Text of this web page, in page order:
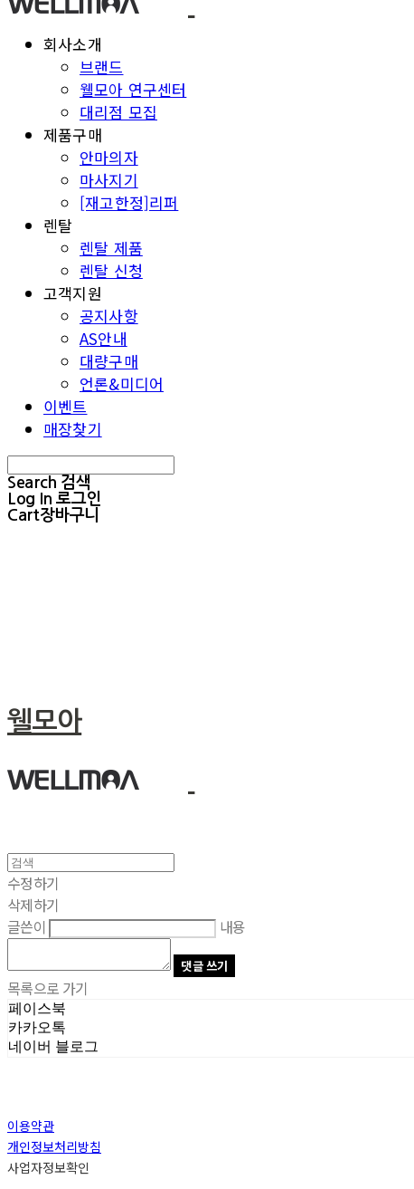
회사소개
브랜드
웰모아 연구센터
대리점 모집
제품구매
안마의자
마사지기
[재고한정]리퍼
렌탈
렌탈 제품
렌탈 신청
고객지원
공지사항
AS안내
대량구매
언론&미디어
이벤트
매장찾기
Search 검색
Log In 로그인
Cart장바구니
웰모아
수정하기
삭제하기
글쓴이
내용
댓글 쓰기
목록으로 가기
페이스북
카카오톡
네이버 블로그
이용약관
개인정보처리방침
사업자정보확인